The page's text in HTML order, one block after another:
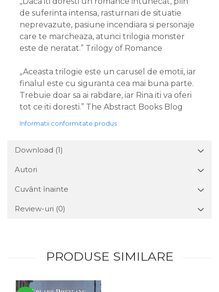
de suferinta intensa, rasturnari de situatie
neprevazute, pasiune incendiara si personaje
care te marcheaza, atunci trilogia monster
este de neratat.” Trilogy of Romance
„Aceasta trilogie este un carusel de emotii, iar
finalul este cu siguranta cea mai buna parte.
Trebuie doar sa ai rabdare, iar Rina iti va oferi
tot ce iti doresti.” The Abstract Books Blog
Informatii conformitate produs
Download (1)
Autori
Cuvânt înainte
Review-uri (0)
PRODUSE SIMILARE